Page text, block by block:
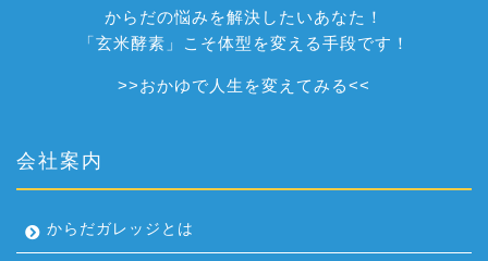
からだの悩みを解決したいあなた！
「玄米酵素」こそ体型を変える手段です！
>>おかゆで人生を変えてみる<<
会社案内
からだガレッジとは